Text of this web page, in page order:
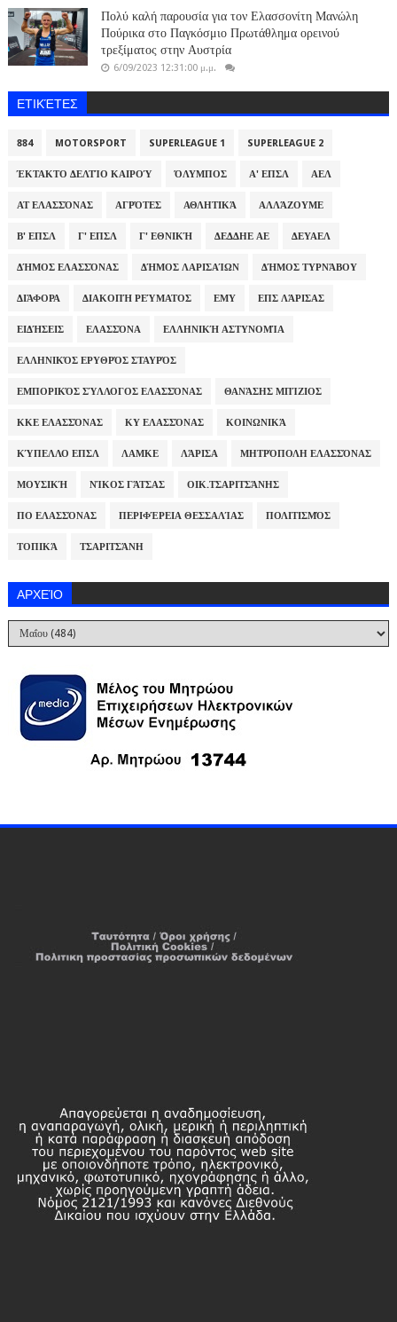
Πολύ καλή παρουσία για τον Ελασσονίτη Μανώλη
Πούρικα στο Παγκόσμιο Πρωτάθλημα ορεινού
τρεξίματος στην Αυστρία
6/09/2023 12:31:00 μ.μ.
ΕΤΙΚΈΤΕΣ
884 MOTORSPORT SUPERLEAGUE 1 SUPERLEAGUE 2
ΈΚΤΑΚΤΟ ΔΕΛΤΊΟ ΚΑΙΡΟΎ ΌΛΥΜΠΟΣ Α' ΕΠΣΛ ΑΕΛ
ΑΤ ΕΛΑΣΣΌΝΑΣ ΑΓΡΌΤΕΣ ΑΘΛΗΤΙΚΆ ΑΛΛΆΖΟΥΜΕ
Β' ΕΠΣΛ Γ' ΕΠΣΛ Γ' ΕΘΝΙΚΉ ΔΕΔΔΗΕ ΑΕ ΔΕΥΑΕΛ
ΔΉΜΟΣ ΕΛΑΣΣΌΝΑΣ ΔΉΜΟΣ ΛΑΡΙΣΑΊΩΝ ΔΉΜΟΣ ΤΥΡΝΆΒΟΥ
ΔΙΆΦΟΡΑ ΔΙΑΚΟΠΉ ΡΕΎΜΑΤΟΣ ΕΜΥ ΕΠΣ ΛΆΡΙΣΑΣ
ΕΙΔΉΣΕΙΣ ΕΛΑΣΣΌΝΑ ΕΛΛΗΝΙΚΉ ΑΣΤΥΝΟΜΊΑ
ΕΛΛΗΝΙΚΌΣ ΕΡΥΘΡΌΣ ΣΤΑΥΡΌΣ
ΕΜΠΟΡΙΚΌΣ ΣΎΛΛΟΓΟΣ ΕΛΑΣΣΌΝΑΣ ΘΑΝΆΣΗΣ ΜΠΊΖΙΟΣ
ΚΚΕ ΕΛΑΣΣΌΝΑΣ ΚΥ ΕΛΑΣΣΌΝΑΣ ΚΟΙΝΩΝΙΚΆ
ΚΎΠΕΛΛΟ ΕΠΣΛ ΛΑΜΚΕ ΛΆΡΙΣΑ ΜΗΤΡΌΠΟΛΗ ΕΛΑΣΣΌΝΑΣ
ΜΟΥΣΙΚΉ ΝΊΚΟΣ ΓΆΤΣΑΣ ΟΙΚ.ΤΣΑΡΙΤΣΆΝΗΣ
ΠΟ ΕΛΑΣΣΌΝΑΣ ΠΕΡΙΦΈΡΕΙΑ ΘΕΣΣΑΛΊΑΣ ΠΟΛΙΤΙΣΜΌΣ
ΤΟΠΙΚΆ ΤΣΑΡΙΤΣΆΝΗ
ΑΡΧΕΊΟ